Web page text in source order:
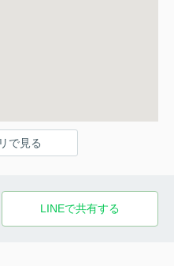
で見る
LINEで共有する